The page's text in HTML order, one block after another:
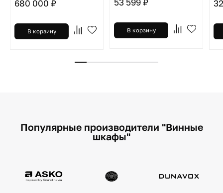
680 000 ₽
В корзину
53 599 ₽
В корзину
Популярные производители "Винные
шкафы"